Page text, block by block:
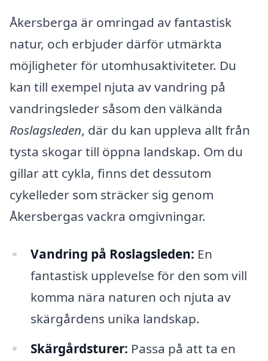
Åkersberga är omringad av fantastisk
natur, och erbjuder därför utmärkta
möjligheter för utomhusaktiviteter. Du
kan till exempel njuta av vandring på
vandringsleder såsom den välkända
Roslagsleden, där du kan uppleva allt från
tysta skogar till öppna landskap. Om du
gillar att cykla, finns det dessutom
cykelleder som sträcker sig genom
Åkersbergas vackra omgivningar.
Vandring på Roslagsleden: En
fantastisk upplevelse för den som vill
komma nära naturen och njuta av
skärgårdens unika landskap.
Skärgårdsturer: Passa på att ta en